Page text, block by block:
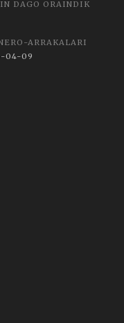
DAGO ORAINDIK
ARRAKALARI
04-09